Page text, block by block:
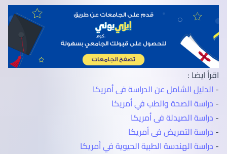
اقرأ ايضا :
- الدليل الشامل عن الدراسة فى أمريكا
- دراسة الصحة والطب في أمريكا
- دراسة الصيدلة فى أمريكا
- دراسة التمريض فى أمريكا
- دراسة الهندسة الطبية الحيوية في أمريكا